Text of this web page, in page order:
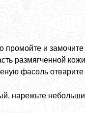
промойте и
размягченной
фасоль отварите
нарежьте